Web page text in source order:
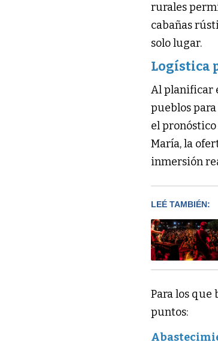
rurales
cabañas
solo lugar.
Logística
Al planificar
pueblos
el
María, la
inmersión
LEÉ TAMBIÉN:
Para los que
puntos: